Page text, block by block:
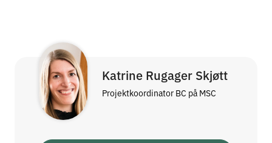
Katrine Rugager Skjøtt
Projektkoordinator BC på MSC